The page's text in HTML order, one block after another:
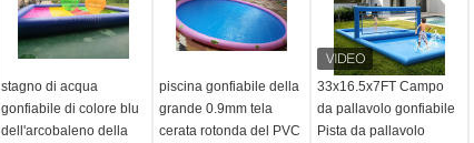
stagno di acqua
gonfiabile di colore blu
dell'arcobaleno della
piscina gonfiabile della
grande 0.9mm tela
cerata rotonda del PVC
33x16.5x7FT Campo
da pallavolo gonfiabile
Pista da pallavolo